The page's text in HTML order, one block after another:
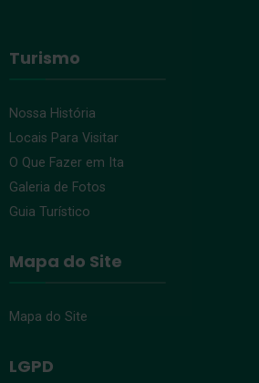
Turismo
Nossa História
Locais Para Visitar
O Que Fazer em Ita
Galeria de Fotos
Guia Turístico
Mapa do Site
Mapa do Site
LGPD